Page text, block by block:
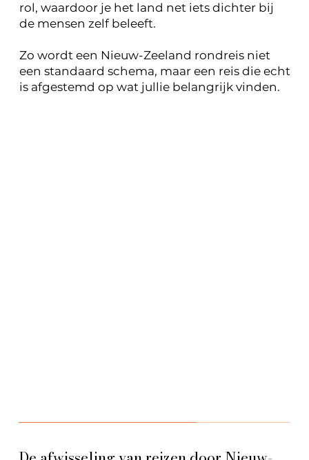
rol, waardoor je het land net iets dichter bij
de mensen zelf beleeft.
Zo wordt een Nieuw-Zeeland rondreis niet
een standaard schema, maar een reis die echt
is afgestemd op wat jullie belangrijk vinden.